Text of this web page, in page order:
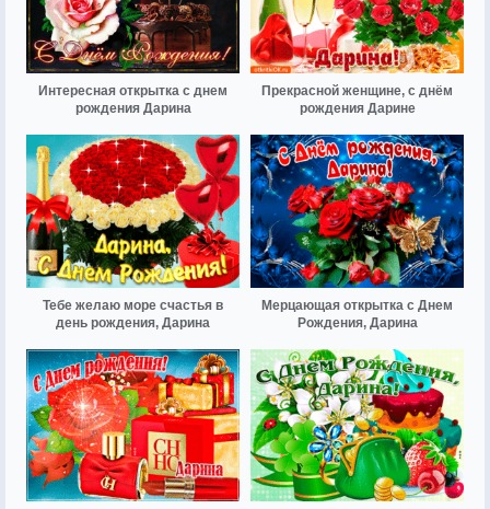
Интересная открытка с днем
рождения Дарина
Прекрасной женщине, с днём
рождения Дарине
Тебе желаю море счастья в
день рождения, Дарина
Мерцающая открытка с Днем
Рождения, Дарина